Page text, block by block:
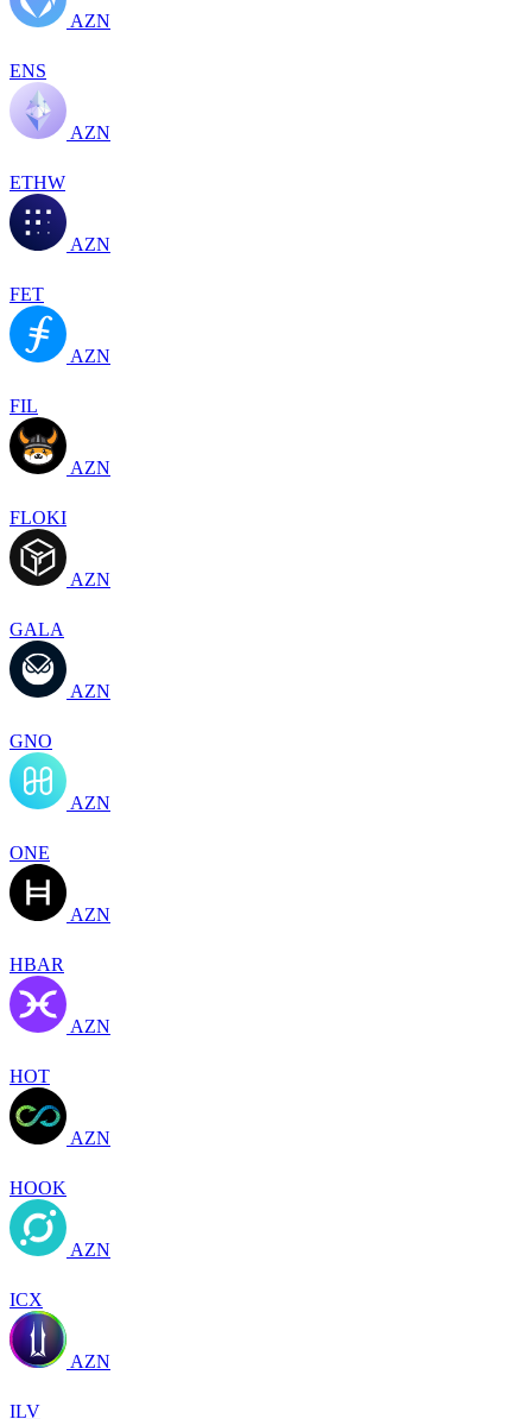
AZN
ENS
AZN
ETHW
AZN
FET
AZN
FIL
AZN
FLOKI
AZN
GALA
AZN
GNO
AZN
ONE
AZN
HBAR
AZN
HOT
AZN
HOOK
AZN
ICX
AZN
ILV